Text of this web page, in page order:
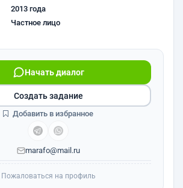
2013 года
Частное лицо
Начать диалог
marafo@mail.ru
Создать задание
Добавить в избранное
Пожаловаться на профиль